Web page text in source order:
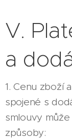
V.
a
1. Cenu zboží
spojené s
smlouvy může
způsoby: